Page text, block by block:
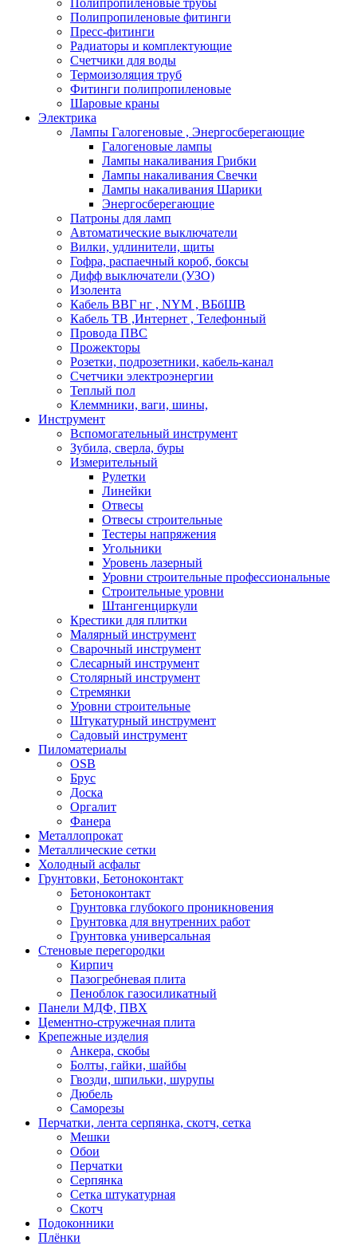
Полипропиленовые трубы
Полипропиленовые фитинги
Пресс-фитинги
Радиаторы и комплектующие
Счетчики для воды
Термоизоляция труб
Фитинги полипропиленовые
Шаровые краны
Электрика
Лампы Галогеновые , Энергосберегающие
Галогеновые лампы
Лампы накаливания Грибки
Лампы накаливания Свечки
Лампы накаливания Шарики
Энергосберегающие
Патроны для ламп
Автоматические выключатели
Вилки, удлинители, щиты
Гофра, распаечный короб, боксы
Дифф выключатели (УЗО)
Изолента
Кабель ВВГ нг , NYM , ВБбШВ
Кабель ТВ ,Интернет , Телефонный
Провода ПВС
Прожекторы
Розетки, подрозетники, кабель-канал
Счетчики электроэнергии
Теплый пол
Клеммники, ваги, шины,
Инструмент
Вспомогательный инструмент
Зубила, сверла, буры
Измерительный
Рулетки
Линейки
Отвесы
Отвесы строительные
Тестеры напряжения
Угольники
Уровень лазерный
Уровни строительные профессиональные
Строительные уровни
Штангенциркули
Крестики для плитки
Малярный инструмент
Сварочный инструмент
Слесарный инструмент
Столярный инструмент
Стремянки
Уровни строительные
Штукатурный инструмент
Садовый инструмент
Пиломатериалы
OSB
Брус
Доска
Оргалит
Фанера
Металлопрокат
Металлические сетки
Холодный асфальт
Грунтовки, Бетоноконтакт
Бетоноконтакт
Грунтовка глубокого проникновения
Грунтовка для внутренних работ
Грунтовка универсальная
Стеновые перегородки
Кирпич
Пазогребневая плита
Пеноблок газосиликатный
Панели МДФ, ПВХ
Цементно-стружечная плита
Крепежные изделия
Анкера, скобы
Болты, гайки, шайбы
Гвозди, шпильки, шурупы
Дюбель
Саморезы
Перчатки, лента серпянка, скотч, сетка
Мешки
Обои
Перчатки
Серпянка
Сетка штукатурная
Скотч
Подоконники
Плёнки